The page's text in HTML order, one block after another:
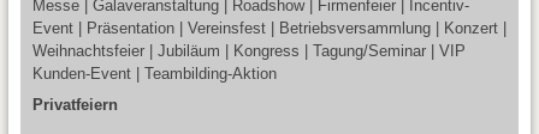
Messe | Galaveranstaltung | Roadshow | Firmenfeier | Incentiv-
Event | Präsentation | Vereinsfest | Betriebsversammlung | Konzert |
Weihnachtsfeier | Jubiläum | Kongress | Tagung/Seminar | VIP
Kunden-Event | Teambilding-Aktion
Privatfeiern